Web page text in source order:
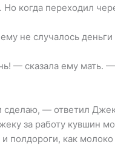
когда переходил
не случалось деньги
— сказала ему мать.
сделаю, — ответил
за работу кувшин
полдороги, как молоко